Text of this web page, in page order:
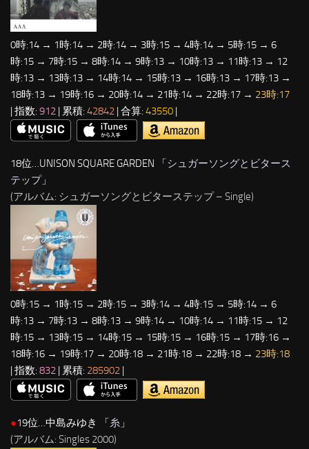
0時:14 → 1時:14 → 2時:14 → 3時:15 → 4時:14 → 5時:15 → 6
時:15 → 7時:15 → 8時:14 → 9時:13 → 10時:13 → 11時:13 → 12
時:13 → 13時:13 → 14時:14 → 15時:13 → 16時:13 → 17時:13 →
18時:13 → 19時:16 → 20時:14 → 21時:14 → 22時:17 → 23時:17
| 指数: 912 | 累積: 42842 | 合算: 43550 |
18位…UNISON SQUARE GARDEN 「シュガーソングとビタース
テップ」
(アルバム: シュガーソングとビターステップ – Single)
0時:15 → 1時:15 → 2時:15 → 3時:14 → 4時:15 → 5時:14 → 6
時:13 → 7時:13 → 8時:13 → 9時:14 → 10時:14 → 11時:15 → 12
時:15 → 13時:15 → 14時:15 → 15時:15 → 16時:15 → 17時:16 →
18時:16 → 19時:17 → 20時:18 → 21時:18 → 22時:18 → 23時:18
| 指数: 832 | 累積: 285902 |
●19位…中島みゆき 「糸 」
(アルバム: Singles 2000)